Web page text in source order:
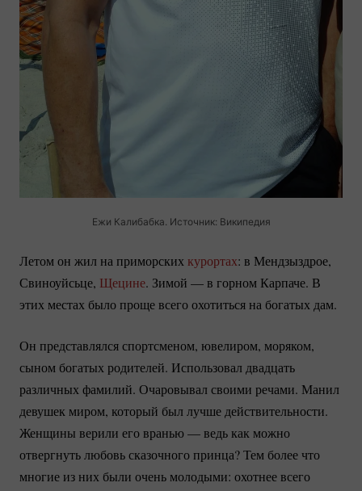
Ежи Калибабка. Источник: Википедия
Летом он жил на приморских курортах: в Мендзыздрое,
Свиноуйсьце, Щецине. Зимой — в горном Карпаче. В
этих местах было проще всего охотиться на богатых дам.
Он представлялся спортсменом, ювелиром, моряком,
сыном богатых родителей. Использовал двадцать
различных фамилий. Очаровывал своими речами. Манил
девушек миром, который был лучше действительности.
Женщины верили его вранью — ведь как можно
отвергнуть любовь сказочного принца? Тем более что
многие из них были очень молодыми: охотнее всего